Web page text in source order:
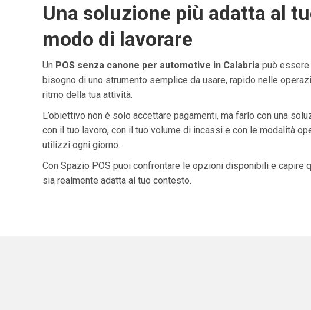
Una soluzione più adatta al
modo di lavorare
Un POS senza canone per automotive in Calabria può essere
bisogno di uno strumento semplice da usare, rapido nelle
ritmo della tua attività.
L’obiettivo non è solo accettare pagamenti, ma farlo con una
con il tuo lavoro, con il tuo volume di incassi e con le modalità
utilizzi ogni giorno.
Con Spazio POS puoi confrontare le opzioni disponibili e capire
sia realmente adatta al tuo contesto.